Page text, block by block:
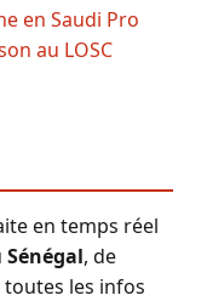
en Saudi Pro
au LOSC
en temps réel
Sénégal, de
les infos